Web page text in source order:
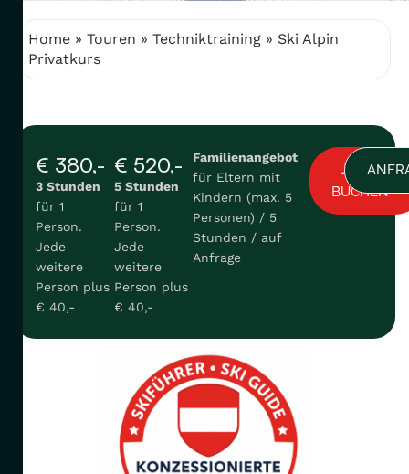
Home » Touren » Techniktraining » Ski Alpin
Privatkurs
€ 380,-
3 Stunden
für 1
Person.
Jede
weitere
Person plus
€ 40,-
€ 520,-
5 Stunden
für 1
Person.
Jede
weitere
Person plus
€ 40,-
Familienangebot
für Eltern mit
Kindern (max. 5
Personen) / 5
Stunden / auf
Anfrage
JETZT
BUCHEN